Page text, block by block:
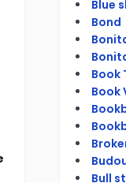
Blue
Bond
Book
Book
Bull